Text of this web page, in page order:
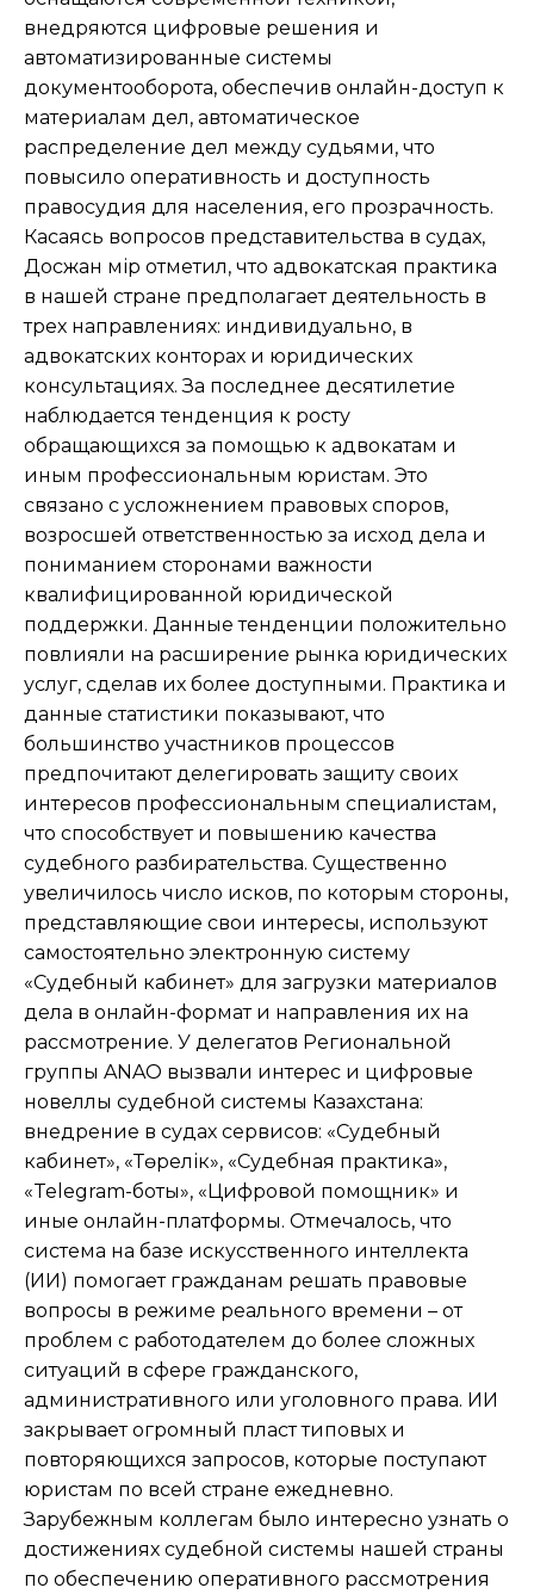
внедряются цифровые решения и
автоматизированные системы
документооборота, обеспечив онлайн-доступ к
материалам дел, автоматическое
распределение дел между судьями, что
повысило оперативность и доступность
правосудия для населения, его прозрачность.
Касаясь вопросов представительства в судах,
Досжан Әмір отметил, что адвокатская практика
в нашей стране предполагает деятельность в
трех направлениях: индивидуально, в
адвокатских конторах и юридических
консультациях. За последнее десятилетие
наблюдается тенденция к росту
обращающихся за помощью к адвокатам и
иным профессиональным юристам. Это
связано с усложнением правовых споров,
возросшей ответственностью за исход дела и
пониманием сторонами важности
квалифицированной юридической
поддержки. Данные тенденции положительно
повлияли на расширение рынка юридических
услуг, сделав их более доступными. Практика и
данные статистики показывают, что
большинство участников процессов
предпочитают делегировать защиту своих
интересов профессиональным специалистам,
что способствует и повышению качества
судебного разбирательства. Существенно
увеличилось число исков, по которым стороны,
представляющие свои интересы, используют
самостоятельно электронную систему
«Судебный кабинет» для загрузки материалов
дела в онлайн-формат и направления их на
рассмотрение. У делегатов Региональной
группы ANAO вызвали интерес и цифровые
новеллы судебной системы Казахстана:
внедрение в судах сервисов: «Судебный
кабинет», «Төрелік», «Судебная практика»,
«Telegram-боты», «Цифровой помощник» и
иные онлайн-платформы. Отмечалось, что
система на базе искусственного интеллекта
(ИИ) помогает гражданам решать правовые
вопросы в режиме реального времени – от
проблем с работодателем до более сложных
ситуаций в сфере гражданского,
административного или уголовного права. ИИ
закрывает огромный пласт типовых и
повторяющихся запросов, которые поступают
юристам по всей стране ежедневно.
Зарубежным коллегам было интересно узнать о
достижениях судебной системы нашей страны
по обеспечению оперативного рассмотрения